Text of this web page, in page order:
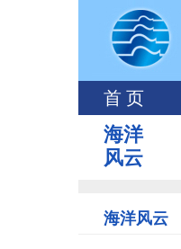
首 页
海洋
风云
海洋风云